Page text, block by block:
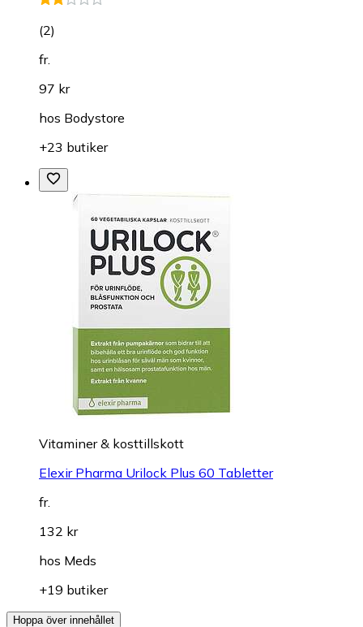
(2)
fr.
97 kr
hos Bodystore
+23 butiker
Vitaminer & kosttillskott
Elexir Pharma Urilock Plus 60 Tabletter
fr.
132 kr
hos Meds
+19 butiker
Hoppa över innehållet